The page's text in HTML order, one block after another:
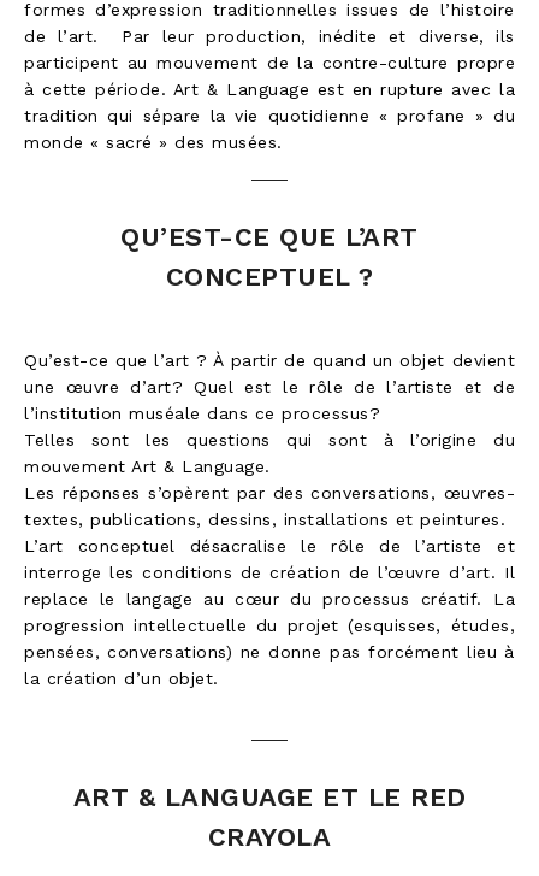
formes d’expression traditionnelles issues de l’histoire
de l’art. Par leur production, inédite et diverse, ils
participent au mouvement de la contre-culture propre
à cette période. Art & Language est en rupture avec la
tradition qui sépare la vie quotidienne « profane » du
monde « sacré » des musées.
QU’EST-CE QUE L’ART
CONCEPTUEL ?
Qu’est-ce que l’art ? À partir de quand un objet devient
une œuvre d’art? Quel est le rôle de l’artiste et de
l’institution muséale dans ce processus?
Telles sont les questions qui sont à l’origine du
mouvement Art & Language.
Les réponses s’opèrent par des conversations, œuvres-
textes, publications, dessins, installations et peintures.
L’art conceptuel désacralise le rôle de l’artiste et
interroge les conditions de création de l’œuvre d’art. Il
replace le langage au cœur du processus créatif. La
progression intellectuelle du projet (esquisses, études,
pensées, conversations) ne donne pas forcément lieu à
la création d’un objet.
ART & LANGUAGE ET LE RED
CRAYOLA